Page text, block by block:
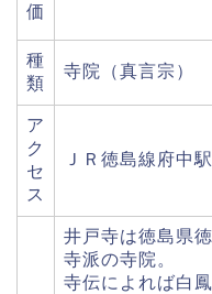
価
種
類
寺院（真言宗）
ア
ク
セ
ス
ＪＲ徳島線府中
井戸寺は徳島県
寺派の寺院。
寺伝によれば白